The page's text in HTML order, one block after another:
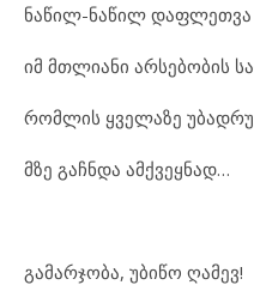
ნაწილ-ნაწილ დაფლეთ
იმ მთლიანი არსებობის სა
რომლის ყველაზე უბადრუ
მზე გაჩნდა ამქვეყნად…
გამარჯობა, უბიწო ღამევ!